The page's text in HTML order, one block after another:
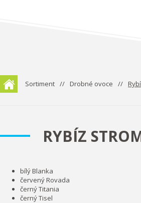
Sortiment Drobné ovoce
RYBÍZ
bílý Blanka
červený Rovada
černý Titania
černý Tisel